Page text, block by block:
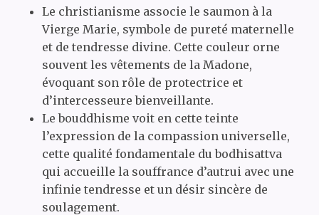
Le christianisme associe le saumon à la
Vierge Marie, symbole de pureté maternelle
et de tendresse divine. Cette couleur orne
souvent les vêtements de la Madone,
évoquant son rôle de protectrice et
d’intercesseure bienveillante.
Le bouddhisme voit en cette teinte
l’expression de la compassion universelle,
cette qualité fondamentale du bodhisattva
qui accueille la souffrance d’autrui avec une
infinie tendresse et un désir sincère de
soulagement.